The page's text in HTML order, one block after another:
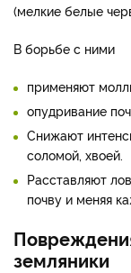
(мелкие белые
В борьбе с ними
применяют
опудривание
Снижают
соломой, хвоей.
Расставляют
почву и меняя
земляники